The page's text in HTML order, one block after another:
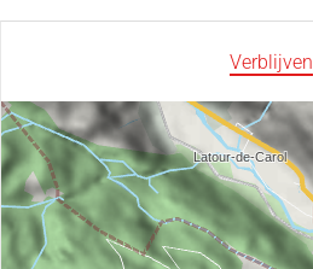
Verblijven